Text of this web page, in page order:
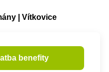
| Vítkovice
benefity